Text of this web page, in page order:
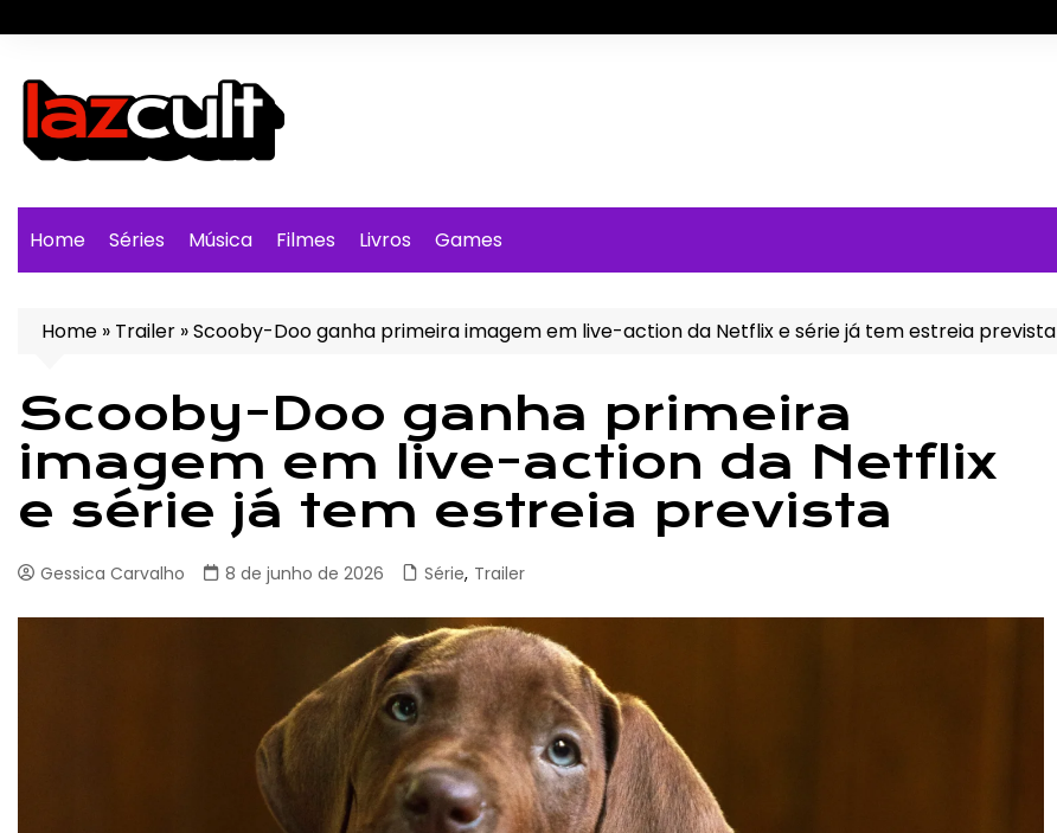
para
conteúdo
Home Séries Música Filmes Livros Games
Home » Trailer »Scooby-Doo ganha primeira imagem em live-action da Netflix e série já tem estreia prevista
Scooby-Doo ganha primeira
imagem em live-action da Netflix
e série já tem estreia prevista
Gessica Carvalho 8 de junho de 2026 Série, Trailer